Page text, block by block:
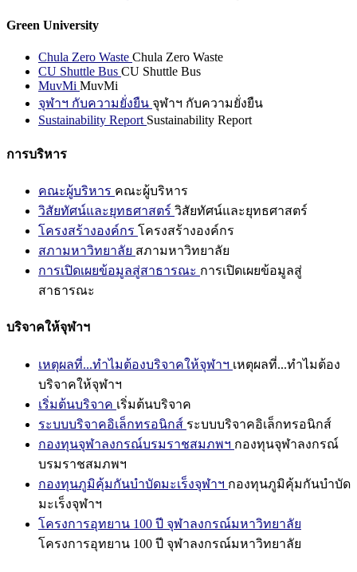
Green University
Chula Zero Waste Chula Zero Waste
CU Shuttle Bus CU Shuttle Bus
MuvMi MuvMi
จุฬาฯ กับความยั่งยืน จุฬาฯ กับความยั่งยืน
Sustainability Report Sustainability Report
การบริหาร
คณะผู้บริหาร คณะผู้บริหาร
วิสัยทัศน์และยุทธศาสตร์ วิสัยทัศน์และยุทธศาสตร์
โครงสร้างองค์กร โครงสร้างองค์กร
สภามหาวิทยาลัย สภามหาวิทยาลัย
การเปิดเผยข้อมูลสู่สาธารณะ การเปิดเผยข้อมูลสู่
สาธารณะ
บริจาคให้จุฬาฯ
เหตุผลที่...ทำไมต้องบริจาคให้จุฬาฯ เหตุผลที่...ทำไมต้อง
บริจาคให้จุฬาฯ
เริ่มต้นบริจาค เริ่มต้นบริจาค
ระบบบริจาคอิเล็กทรอนิกส์ ระบบบริจาคอิเล็กทรอนิกส์
กองทุนจุฬาลงกรณ์บรมราชสมภพฯ กองทุนจุฬาลงกรณ์
บรมราชสมภพฯ
กองทุนภูมิคุ้มกันบำบัดมะเร็งจุฬาฯ กองทุนภูมิคุ้มกันบำบัด
มะเร็งจุฬาฯ
โครงการอุทยาน 100 ปี จุฬาลงกรณ์มหาวิทยาลัย
โครงการอุทยาน 100 ปี จุฬาลงกรณ์มหาวิทยาลัย